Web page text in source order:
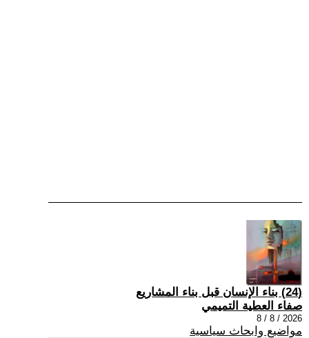
(24) بناء الإنسان قبل بناء المشاريع
صفاء العطية التميمي
2026 / 8 / 8
مواضيع وابحاث سياسية